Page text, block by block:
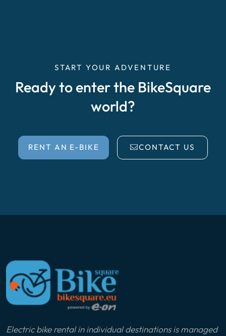
START YOUR ADVENTURE
Ready to enter the BikeSquare
world?
RENT AN E-BIKE CONTACT US
Electric bike rental in individual destinations is managed